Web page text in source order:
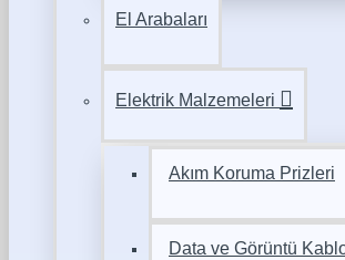
El Arabaları
Elektrik Malzemeleri
Akım Koruma Prizleri
Data ve Görüntü